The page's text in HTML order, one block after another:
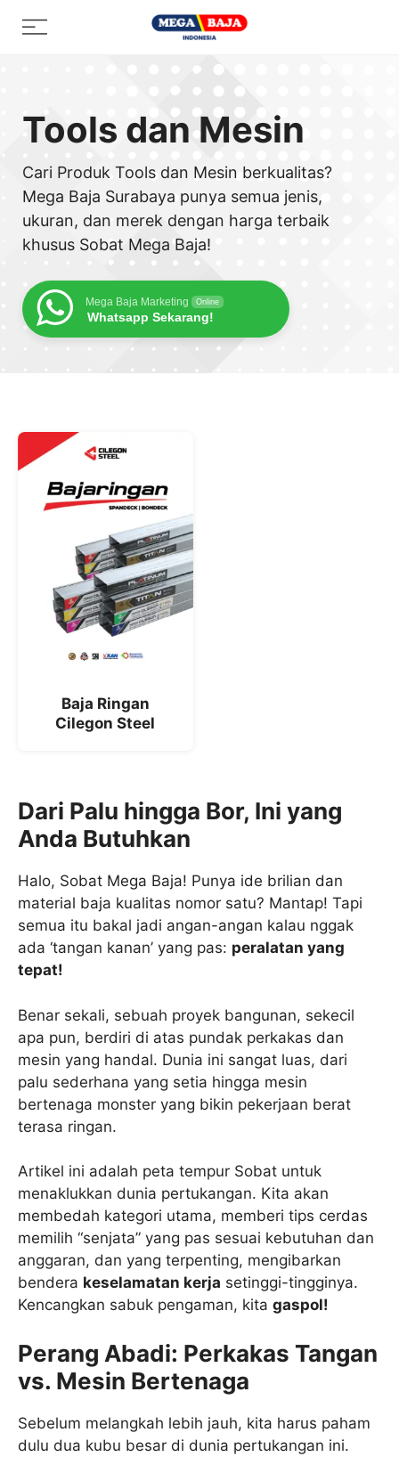
Menu
Tools dan Mesin
Cari Produk Tools dan Mesin berkualitas?
Mega Baja Surabaya punya semua jenis,
ukuran, dan merek dengan harga terbaik
khusus Sobat Mega Baja!
Mega Baja Marketing Online
Whatsapp Sekarang!
Baja Ringan
Cilegon Steel
Dari Palu hingga Bor, Ini yang
Anda Butuhkan
Halo, Sobat Mega Baja! Punya ide brilian dan
material baja kualitas nomor satu? Mantap! Tapi
semua itu bakal jadi angan-angan kalau nggak
ada ‘tangan kanan’ yang pas: peralatan yang
tepat!
Benar sekali, sebuah proyek bangunan, sekecil
apa pun, berdiri di atas pundak perkakas dan
mesin yang handal. Dunia ini sangat luas, dari
palu sederhana yang setia hingga mesin
bertenaga monster yang bikin pekerjaan berat
terasa ringan.
Artikel ini adalah peta tempur Sobat untuk
menaklukkan dunia pertukangan. Kita akan
membedah kategori utama, memberi tips cerdas
memilih “senjata” yang pas sesuai kebutuhan dan
anggaran, dan yang terpenting, mengibarkan
bendera keselamatan kerja setinggi-tingginya.
Kencangkan sabuk pengaman, kita gaspol!
Perang Abadi: Perkakas Tangan
vs. Mesin Bertenaga
Sebelum melangkah lebih jauh, kita harus paham
dulu dua kubu besar di dunia pertukangan ini.